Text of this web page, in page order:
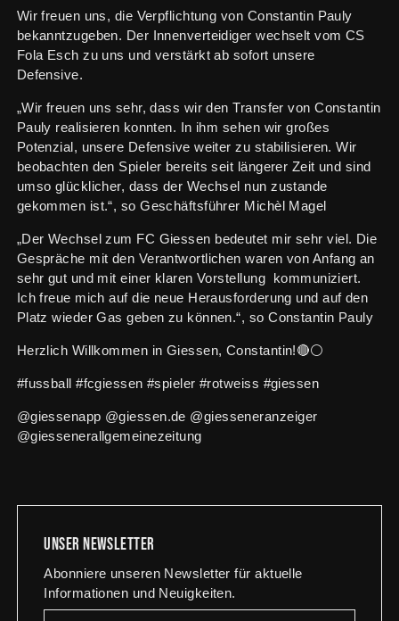
Wir freuen uns, die Verpflichtung von Constantin Pauly
bekanntzugeben. Der Innenverteidiger wechselt vom CS
Fola Esch zu uns und verstärkt ab sofort unsere
Defensive.
„Wir freuen uns sehr, dass wir den Transfer von Constantin
Pauly realisieren konnten. In ihm sehen wir großes
Potenzial, unsere Defensive weiter zu stabilisieren. Wir
beobachten den Spieler bereits seit längerer Zeit und sind
umso glücklicher, dass der Wechsel nun zustande
gekommen ist.“, so Geschäftsführer Michèl Magel
„Der Wechsel zum FC Giessen bedeutet mir sehr viel. Die
Gespräche mit den Verantwortlichen waren von Anfang an
sehr gut und mit einer klaren Vorstellung kommuniziert.
Ich freue mich auf die neue Herausforderung und auf den
Platz wieder Gas geben zu können.“, so Constantin Pauly
Herzlich Willkommen in Giessen, Constantin!🔴⚪️
#fussball #fcgiessen #spieler #rotweiss #giessen
@giessenapp @giessen.de @giesseneranzeiger
@giessenerallgemeinezeitung
Unser newsletter
Abonniere unseren Newsletter für aktuelle
Informationen und Neuigkeiten.